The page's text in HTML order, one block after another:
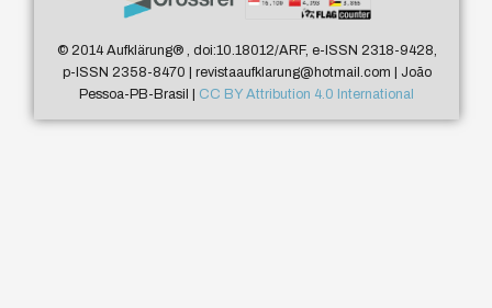
© 2014 Aufklärung®, doi:10.18012/ARF, e-ISSN 2318-9428,
p-ISSN 2358-8470 | revistaaufklarung@hotmail.com | João
Pessoa-PB-Brasil | CC BY Attribution 4.0 International